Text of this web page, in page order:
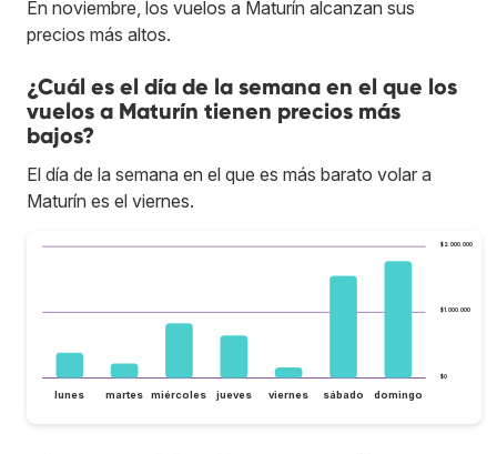
En noviembre, los vuelos a Maturín alcanzan sus
precios más altos.
¿Cuál es el día de la semana en el que los
vuelos a Maturín tienen precios más
bajos?
El día de la semana en el que es más barato volar a
Maturín es el viernes.
$0
$1.000.000
$2.000.000
lunes martes miércoles jueves viernes sábado domingo